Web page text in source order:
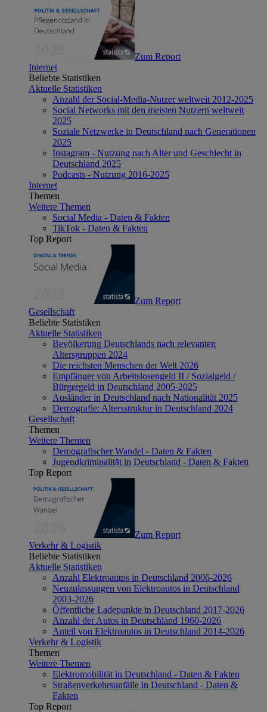
Zum Report
Internet
Beliebte Statistiken
Aktuelle Statistiken
Anzahl der Social-Media-Nutzer weltweit 2012-2025
Social Networks mit den meisten Nutzern weltweit
2025
Soziale Netzwerke in Deutschland nach Generationen
2025
Instagram - Nutzung nach Alter und Geschlecht in
Deutschland 2025
Podcasts - Nutzung 2016-2025
Internet
Themen
Weitere Themen
Social Media - Daten & Fakten
TikTok - Daten & Fakten
Top Report
Zum Report
Gesellschaft
Beliebte Statistiken
Aktuelle Statistiken
Bevölkerung Deutschlands nach relevanten
Altersgruppen 2024
Die reichsten Menschen der Welt 2026
Empfänger von Arbeitslosengeld II / Sozialgeld /
Bürgergeld in Deutschland 2005-2025
Ausländer in Deutschland nach Nationalität 2025
Demografie: Altersstruktur in Deutschland 2024
Gesellschaft
Themen
Weitere Themen
Demografischer Wandel - Daten & Fakten
Jugendkriminalität in Deutschland - Daten & Fakten
Top Report
Zum Report
Verkehr & Logistik
Beliebte Statistiken
Aktuelle Statistiken
Anzahl Elektroautos in Deutschland 2006-2026
Neuzulassungen von Elektroautos in Deutschland
2003-2026
Öffentliche Ladepunkte in Deutschland 2017-2026
Anzahl der Autos in Deutschland 1960-2026
Anteil von Elektroautos in Deutschland 2014-2026
Verkehr & Logistik
Themen
Weitere Themen
Elektromobilität in Deutschland - Daten & Fakten
Straßenverkehrsunfälle in Deutschland - Daten &
Fakten
Top Report